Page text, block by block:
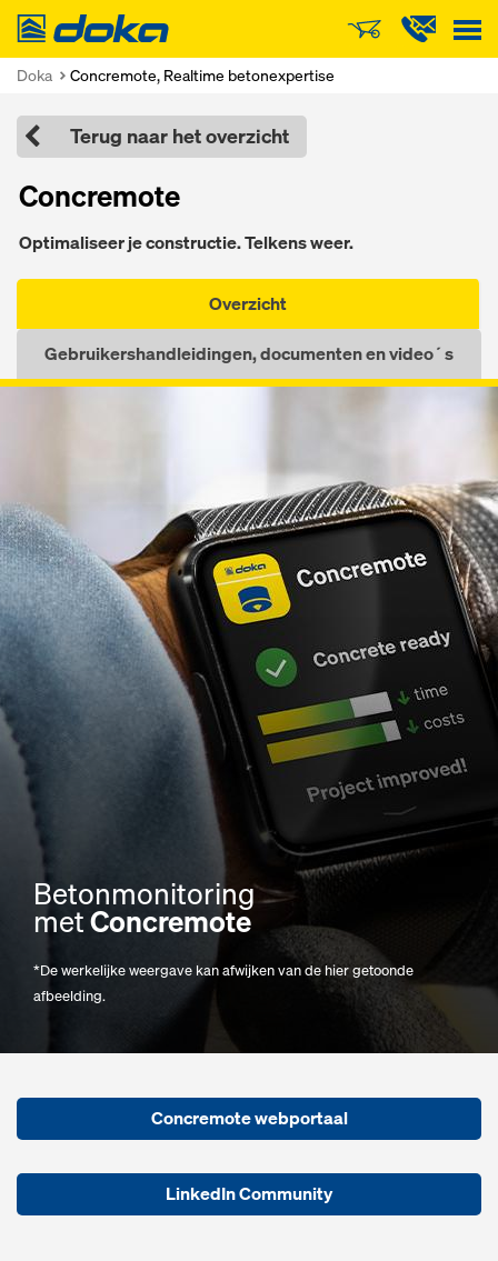
Doka
Doka Concremote, Realtime betonexpertise
Terug naar het overzicht
Concremote
Optimaliseer je constructie. Telkens weer.
Overzicht
Gebruikershandleidingen, documenten en video´s
Betonmonitoring
metConcremote
*De werkelijke weergave kan afwijken van de hier getoonde
afbeelding.
Concremote webportaal
LinkedIn Community